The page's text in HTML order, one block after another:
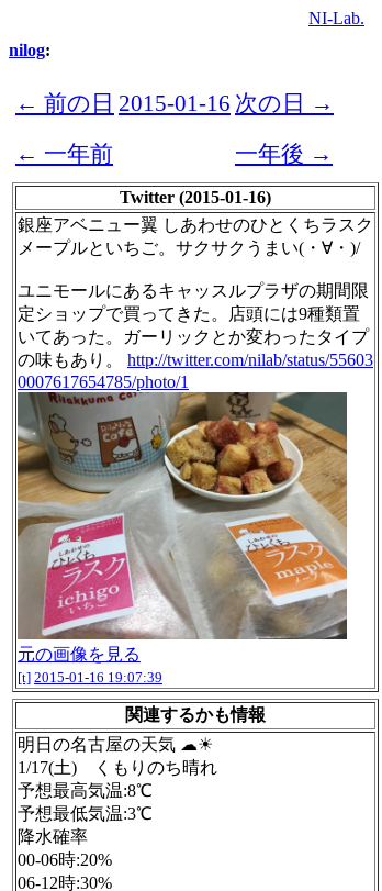
NI-Lab.
nilog:
← 前の日 2015-01-16 次の日 →
← 一年前
一年後 →
Twitter (2015-01-16)
銀座アベニュー翼 しあわせのひとくちラスク
メープルといちご。サクサクうまい(・∀・)/
ユニモールにあるキャッスルプラザの期間限
定ショップで買ってきた。店頭には9種類置
いてあった。ガーリックとか変わったタイプ
の味もあり。 http://twitter.com/nilab/status/55603
0007617654785/photo/1
元の画像を見る
[t] 2015-01-16 19:07:39
関連するかも情報
明日の名古屋の天気 ☁☀
1/17(土) くもりのち晴れ
予想最高気温:8℃
予想最低気温:3℃
降水確率
00-06時:20%
06-12時:30%